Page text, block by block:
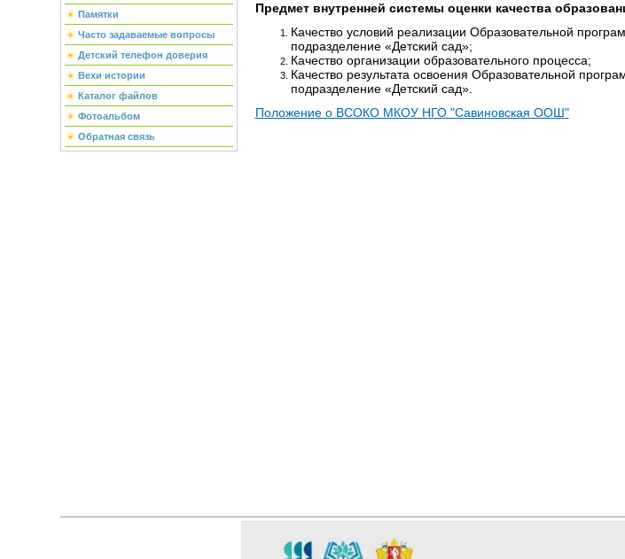
Памятки
Часто задаваемые вопросы
Детский телефон доверия
Вехи истории
Каталог файлов
Фотоальбом
Обратная связь
Предмет внутренней системы оценки качества
Качество условий реализации Образовательной
подразделение «Детский сад»;
Качество организации образовательного процесса;
Качество результата освоения Образовательной
подразделение «Детский сад».
Положение о ВСОКО МКОУ НГО "Савиновская ООШ"